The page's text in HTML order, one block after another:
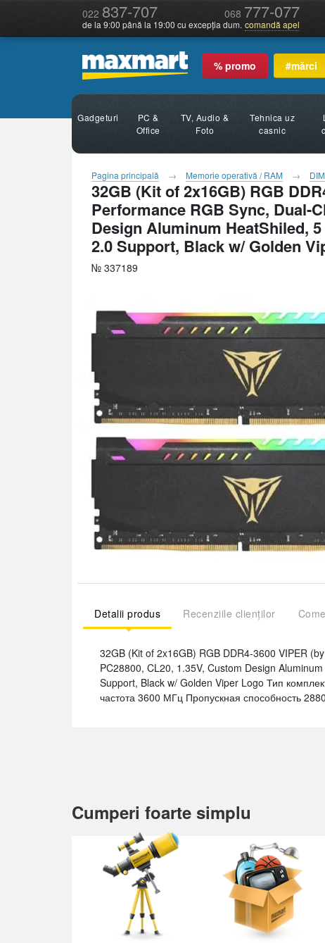
022 837-707 068 777-077
de la 9:00 până la 19:00 cu excepția dum. comandă apel
% promo #mărci
Gadgeturi
PC &
Office
TV, Audio &
Foto
Tehnica uz
casnic
Pagina principală Memorie operativă / RAM
32GB (Kit of 2x16GB) RGB
Performance RGB Sync, Dual-
Design Aluminum HeatShiled,
2.0 Support, Black w/ Golden
№ 337189
Detalii produs Recenziile clienților
32GB (Kit of 2x16GB) RGB DDR4-3600 VIPER
PC28800, CL20, 1.35V, Custom Design
Support, Black w/ Golden Viper Logo Тип
частота 3600 МГц Пропускная способность
Cumperi foarte simplu